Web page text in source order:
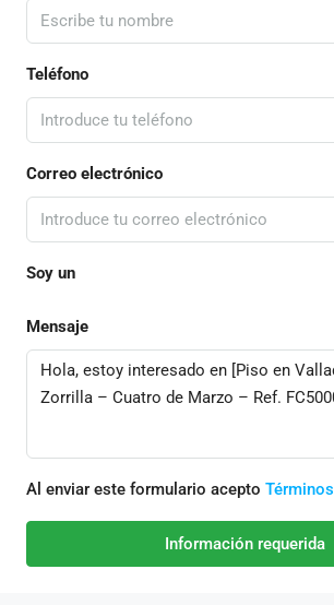
Teléfono
Correo electrónico
Soy un
Mensaje
Al enviar este formulario acepto
Información requerida